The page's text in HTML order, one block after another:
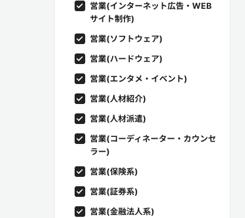
営業(インターネット広告・WEB
サイト制作)
営業(ソフトウェア)
営業(ハードウェア)
営業(エンタメ・イベント)
営業(人材紹介)
営業(人材派遣)
営業(コーディネーター・カウンセ
ラー)
営業(保険系)
営業(証券系)
営業(金融法人系)